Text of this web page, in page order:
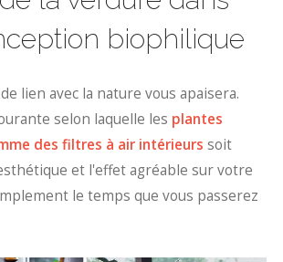
biophilique
lien avec la nature vous apaisera.
selon laquelle les plantes
des filtres à air intérieurs soit
et l'effet agréable sur votre
le temps que vous passerez